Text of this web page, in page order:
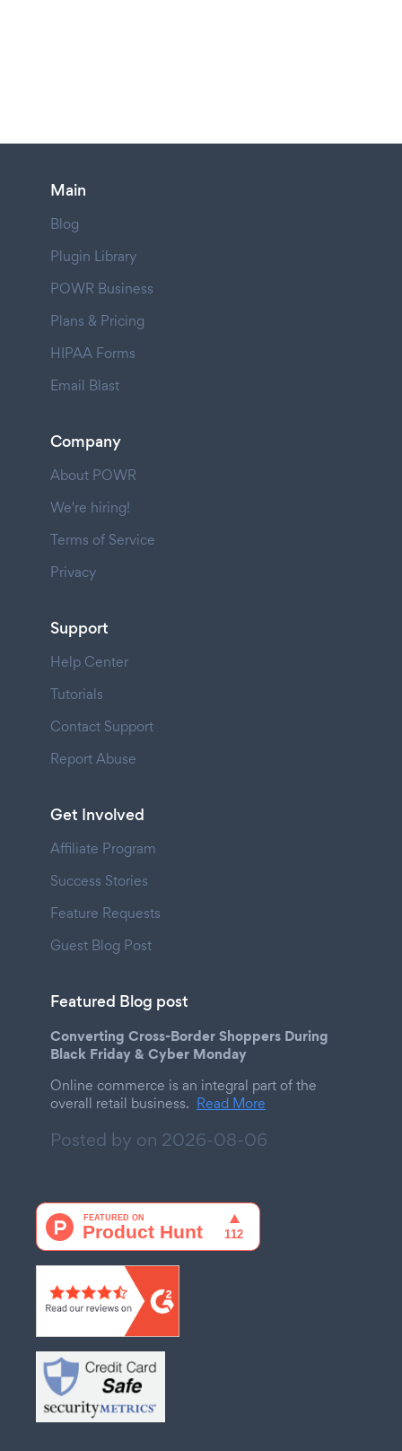
Main
Blog
Plugin Library
POWR Business
Plans & Pricing
HIPAA Forms
Email Blast
Company
About POWR
We're hiring!
Terms of Service
Privacy
Support
Help Center
Tutorials
Contact Support
Report Abuse
Get Involved
Affiliate Program
Success Stories
Feature Requests
Guest Blog Post
Featured Blog post
Converting Cross-Border Shoppers During
Black Friday & Cyber Monday
Online commerce is an integral part of the
overall retail business. Read More
Posted by on 2026-08-06